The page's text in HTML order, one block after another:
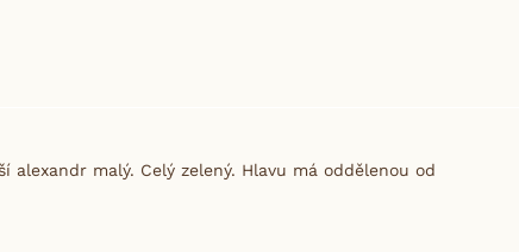
malý. Celý zelený. Hlavu má oddělenou od